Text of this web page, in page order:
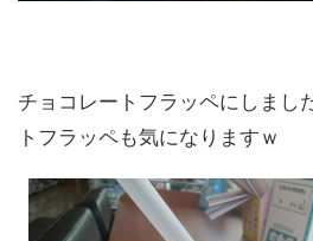
チョコレートフラッペにしまし
トフラッペも気になりますｗ